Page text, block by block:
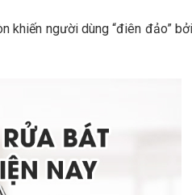
khiến người dùng “điên đảo”